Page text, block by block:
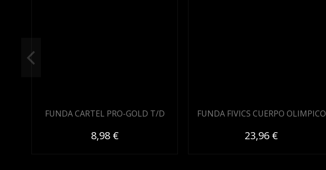
FUNDA CARTEL PRO-GOLD T/D
8,98 €
FUNDA FIVICS CUERPO OLIMPICO
23,96 €